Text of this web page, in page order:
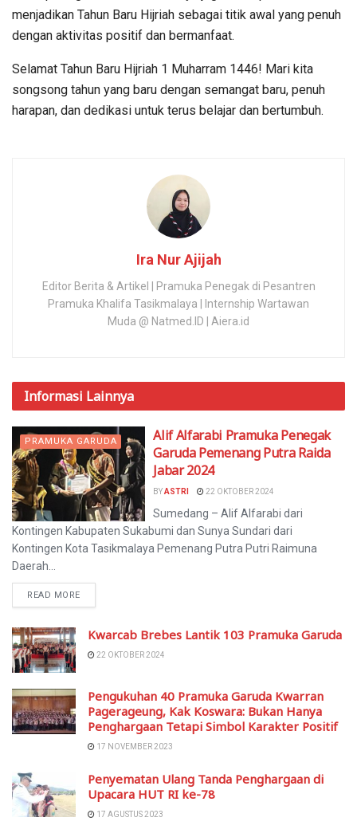
menjadikan Tahun Baru Hijriah sebagai titik awal yang penuh
dengan aktivitas positif dan bermanfaat.
Selamat Tahun Baru Hijriah 1 Muharram 1446! Mari kita
songsong tahun yang baru dengan semangat baru, penuh
harapan, dan dedikasi untuk terus belajar dan bertumbuh.
Ira Nur Ajijah
Editor Berita & Artikel | Pramuka Penegak di Pesantren
Pramuka Khalifa Tasikmalaya | Internship Wartawan
Muda @ Natmed.ID | Aiera.id
Informasi Lainnya
PRAMUKA GARUDA
Alif Alfarabi Pramuka Penegak
Garuda Pemenang Putra Raida
Jabar 2024
BYASTRI 22 OKTOBER 2024
Sumedang – Alif Alfarabi dari
Kontingen Kabupaten Sukabumi dan Sunya Sundari dari
Kontingen Kota Tasikmalaya Pemenang Putra Putri Raimuna
Daerah...
READ MORE
Kwarcab Brebes Lantik 103 Pramuka Garuda
22 OKTOBER 2024
Pengukuhan 40 Pramuka Garuda Kwarran
Pagerageung, Kak Koswara: Bukan Hanya
Penghargaan Tetapi Simbol Karakter Positif
17 NOVEMBER 2023
Penyematan Ulang Tanda Penghargaan di
Upacara HUT RI ke-78
17 AGUSTUS 2023